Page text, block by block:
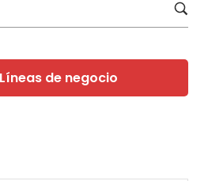
de negocio